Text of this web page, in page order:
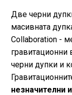
Две черни
масивната
Collaboration -
гравитационни
черни дупки и
незначителни